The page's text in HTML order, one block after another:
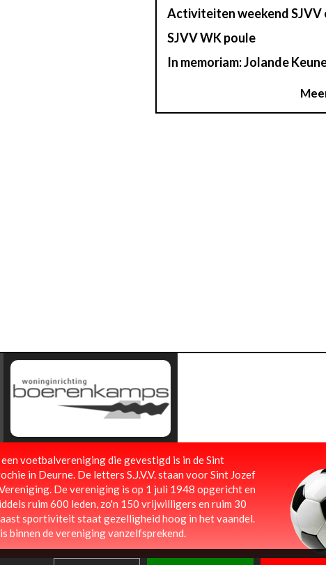
SJVV WK poule
In memoriam: Jolande
een voetbalvereniging die gevestigd is in de Sint
in Deurne. De letters S.J.V.V. staan voor Sint Jozef
De vereniging is op 1 juli 1948 opgericht en
ruim 600 leden, zo'n 150 vrijwilligers en ruim 30
sportiviteit staat gezelligheid hoog in het vaandel.
binnen de vereniging vanzelfsprekend.